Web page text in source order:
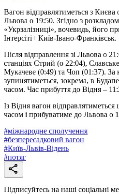
Вагон відправлятиметься з Києва
Львова о 19:50. Згідно з
«Укрзалізниці», вочевидь, його
Інтерсіті+ Київ-Івано-Франківськ.
Після відправлення зі Львова о
станціях Стрий (о 22:04),
Мукачеве (0:49) та Чоп (01:37). За
зупинятиметься, зокрема, в
часом. Час прибуття до Відня –
Із Відня вагон
часом і прибуватиме до Львова о
#міжнародне сполучення
#безпересадковий вагон
#Київ-Львів-Відень
#потяг
Підписуйтесь на наші соціальні